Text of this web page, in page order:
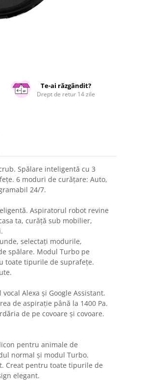
Te-ai răzgândit?
Drept de retur 14 zile
Spălare inteligentă cu 3
6 moduri de curățare: Auto,
24/7.
Aspiratorul robot revine
ta, curăță sub mobilier,
selectați modurile,
spălare. Modul Turbo pe
toate tipurile de suprafețe.
Alexa și Google Assistant.
de aspirație până la 1400 Pa.
de pe covoare și covoare.
pentru animale de
normal și modul Turbo.
Creat pentru toate tipurile de
elegant.